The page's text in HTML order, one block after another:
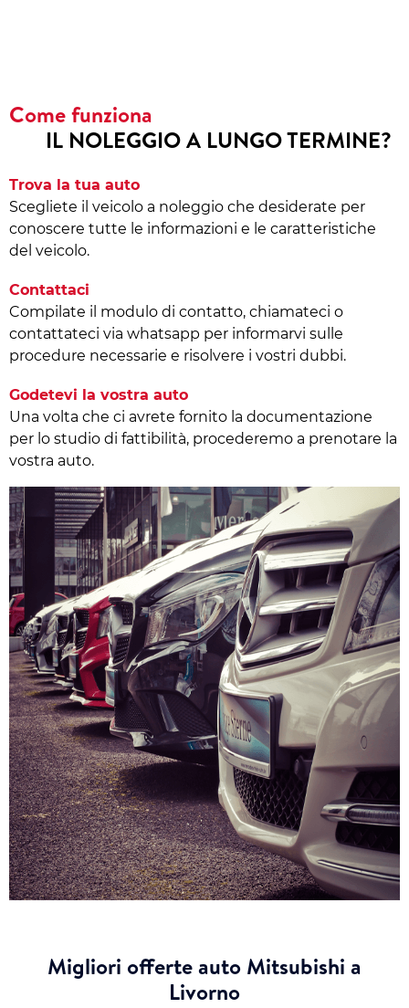
Come funziona
IL NOLEGGIO A LUNGO TERMINE?
Trova la tua auto
Scegliete il veicolo a noleggio che desiderate per
conoscere tutte le informazioni e le caratteristiche
del veicolo.
Contattaci
Compilate il modulo di contatto, chiamateci o
contattateci via whatsapp per informarvi sulle
procedure necessarie e risolvere i vostri dubbi.
Godetevi la vostra auto
Una volta che ci avrete fornito la documentazione
per lo studio di fattibilità, procederemo a prenotare la
vostra auto.
Migliori offerte auto Mitsubishi a
Livorno